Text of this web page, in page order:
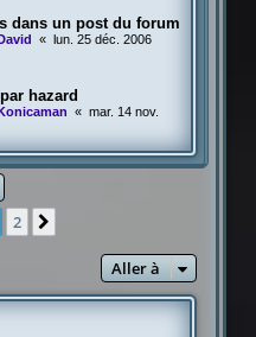
dans un post du forum
David «
lun. 25 déc. 2006
hazard
Konicaman « mar. 14 nov.
2
Aller à